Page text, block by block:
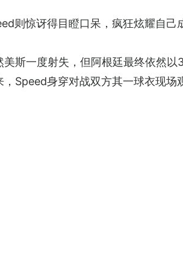
则惊讶得目瞪口呆，疯狂炫耀自己
美斯一度射失，但阿根廷最终依然
，Speed身穿对战双方其一球衣现场